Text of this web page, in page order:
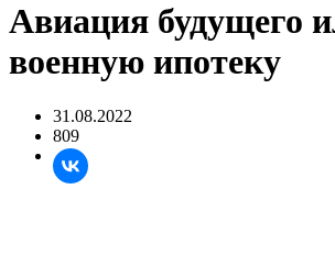
Авиация будущего
военную ипотеку
31.08.2022
809